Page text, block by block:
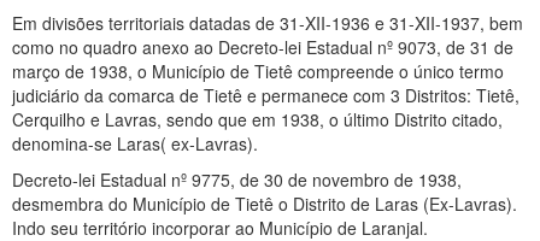
Em divisões territoriais datadas de 31-XII-1936 e 31-XII-1937, bem
como no quadro anexo ao Decreto-lei Estadual nº 9073, de 31 de
março de 1938, o Município de Tietê compreende o único termo
judiciário da comarca de Tietê e permanece com 3 Distritos: Tietê,
Cerquilho e Lavras, sendo que em 1938, o último Distrito citado,
denomina-se Laras( ex-Lavras).
Decreto-lei Estadual nº 9775, de 30 de novembro de 1938,
desmembra do Município de Tietê o Distrito de Laras (Ex-Lavras).
Indo seu território incorporar ao Município de Laranjal.